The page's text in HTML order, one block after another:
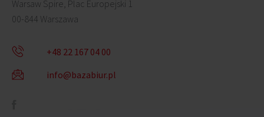
Warsaw Spire, Plac Europejski 1
00-844 Warszawa
+48 22 167 04 00
info@bazabiur.pl